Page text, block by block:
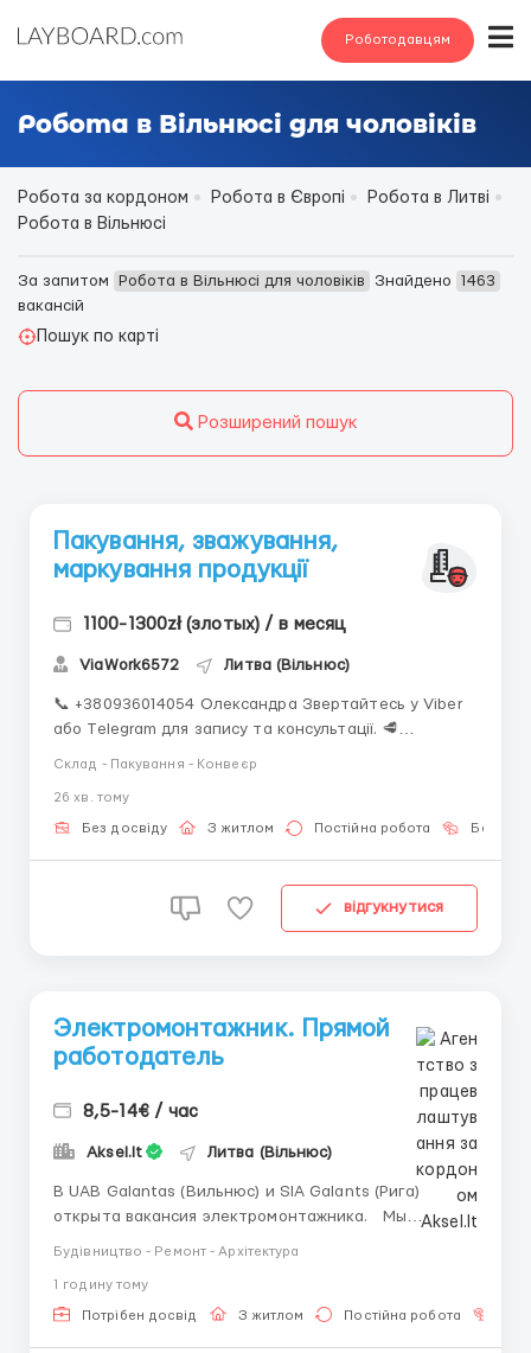
Роботодавцям
Робота в Вільнюсі для чоловіків
Робота за кордоном Робота в Європі
Робота в Литві
Робота в Вільнюсі
За запитом Робота в Вільнюсі для чоловіків Знайдено
1463
вакансій
Пошук по карті
Розширений пошук
Пакування, зважування,
маркування продукції
1100-1300zł (злотых) / в месяц
ViaWork6572 Литва (Вільнюс)
📞 +380936014054 Олександра Звертайтесь у Viber
або Telegram для запису та консультації. 🥩
💰 Оплата 1100–1300 EUR брутто/міс 900 EUR
нетто за 160–180 год/міс З додат...
Склад - Пакування - Конвеєр
26 хв. тому
Без досвіду З житлом Постійна робота Без
відгукнутися
Электромонтажник. Прямой
работодатель
8,5-14€ / час
Aksel.lt Литва (Вільнюс)
В UAB Galantas (Вильнюс) и SIA Galants (Рига)
открыта вакансия электромонтажника. Мы
вашего опыта и квалификации (в командировках 14
евро/час); ✔ график работы возможен до 10 часов в
Будівництво - Ремонт - Архітектура
1 годину тому
Потрібен досвід З житлом Постійна робота